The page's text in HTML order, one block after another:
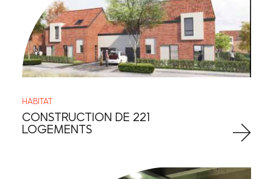
HABITAT
CONSTRUCTION DE 221
LOGEMENTS